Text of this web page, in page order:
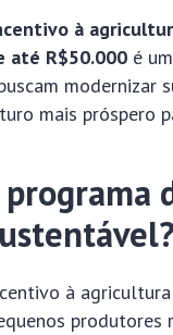
à
até R$50.000 é
modernizar
mais próspero
à